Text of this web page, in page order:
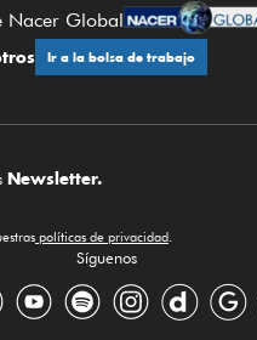
Nacer Global
Ir a la bolsa de trabajo
Newsletter.
políticas de privacidad.
Síguenos